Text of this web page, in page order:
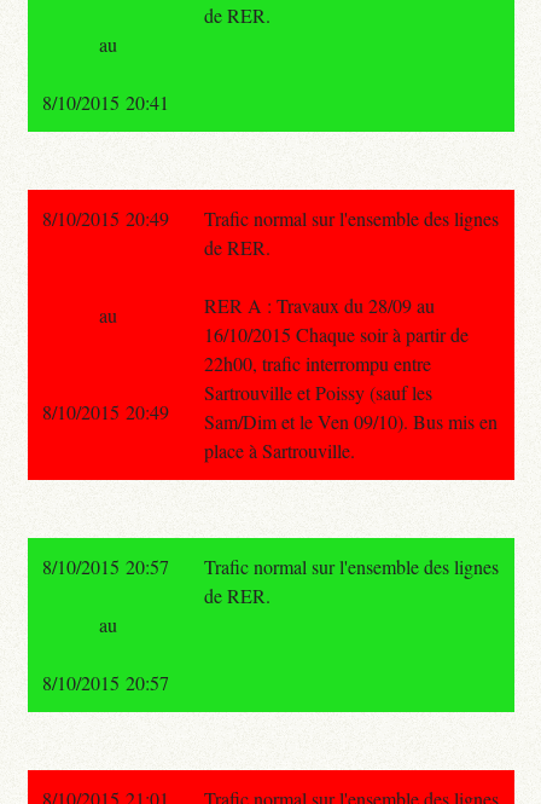
de RER.
au
8/10/2015 20:41
8/10/2015 20:49
Trafic normal sur l'ensemble des lignes
de RER.
RER A : Travaux du 28/09 au
16/10/2015 Chaque soir à partir de
22h00, trafic interrompu entre
Sartrouville et Poissy (sauf les
Sam/Dim et le Ven 09/10). Bus mis en
place à Sartrouville.
au
8/10/2015 20:49
8/10/2015 20:57
Trafic normal sur l'ensemble des lignes
de RER.
au
8/10/2015 20:57
8/10/2015 21:01 Trafic normal sur l'ensemble des lignes